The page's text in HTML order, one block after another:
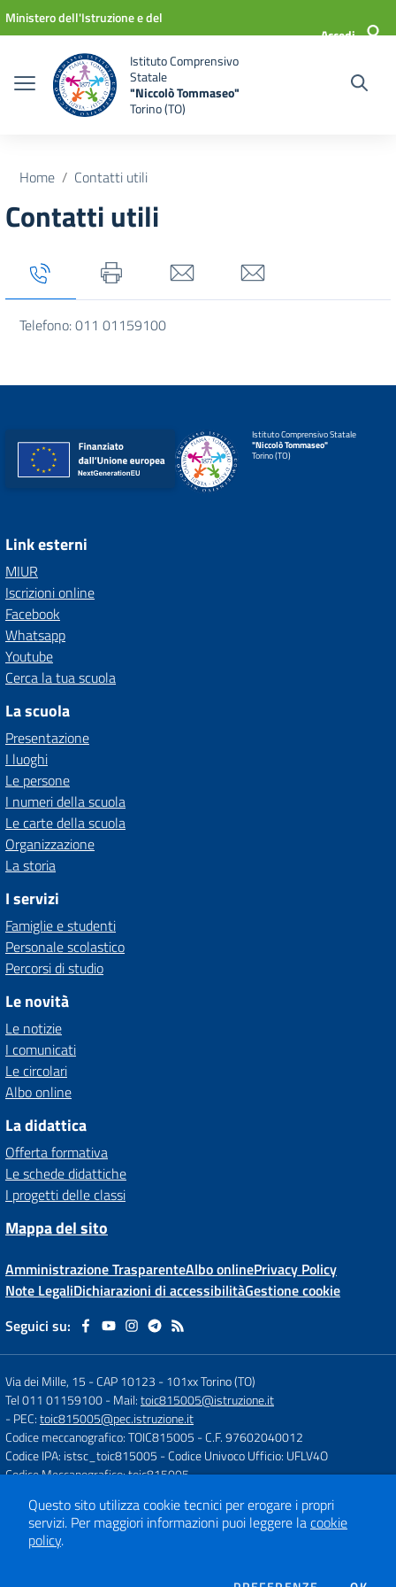
Vai ai contenuti
Vai al menu di navigazione
Vai al footer
Ministero dell'Istruzione e del
Accedi
Istituto Comprensivo
Statale
"Niccolò Tommaseo"
Torino (TO)
Home Contatti utili
Contatti utili
Tab titolo 1Tab titolo 2Tab titolo 3Tab titolo 4
Telefono: 011 01159100
Istituto Comprensivo Statale
"Niccolò Tommaseo"
Torino (TO)
Link esterni
MIUR
Iscrizioni online
Facebook
Whatsapp
Youtube
Cerca la tua scuola
La scuola
Presentazione
I luoghi
Le persone
I numeri della scuola
Le carte della scuola
Organizzazione
La storia
I servizi
Famiglie e studenti
Personale scolastico
Percorsi di studio
Le novità
Le notizie
I comunicati
Le circolari
Albo online
La didattica
Offerta formativa
Le schede didattiche
I progetti delle classi
Mappa del sito
Amministrazione TrasparenteAlbo onlinePrivacy Policy
Note LegaliDichiarazioni di accessibilitàGestione cookie
Seguici su:
Via dei Mille, 15 - CAP 10123 -101xx Torino (TO)
Tel 011 01159100- Mail:toic815005@istruzione.it
- PEC:toic815005@pec.istruzione.it
Codice meccanografico: TOIC815005 - C.F. 97602040012
Codice IPA: istsc_toic815005 - Codice Univoco Ufficio: UFLV4O
Codice Meccanografico: toic815005
Concept & Design by
Designers Italia
Questo sito utilizza cookie tecnici per erogare i propri
servizi. Per maggiori informazioni puoi leggere lacookie
policy.